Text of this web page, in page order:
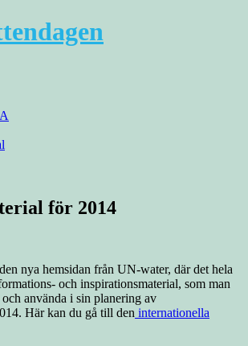
för 2014
nya hemsidan från UN-water, där det hela
och inspirationsmaterial, som man
använda i sin planering av
Här kan du gå till den internationella